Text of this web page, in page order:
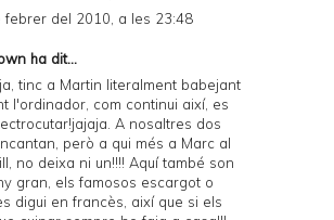
febrer del 2010, a les 23:48
ha dit...
tinc a Martin literalment babejant
l'ordinador, com continui així, es
A nosaltres dos
però a qui més a Marc al
no deixa ni un!!!! Aquí també son
gran, els famosos escargot o
digui en francès, així que si els